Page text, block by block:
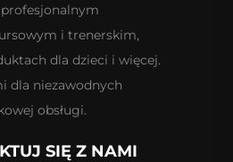
i trenerskim,
dla dzieci i więcej.
dla niezawodnych
obsługi.
SIĘ Z NAMI